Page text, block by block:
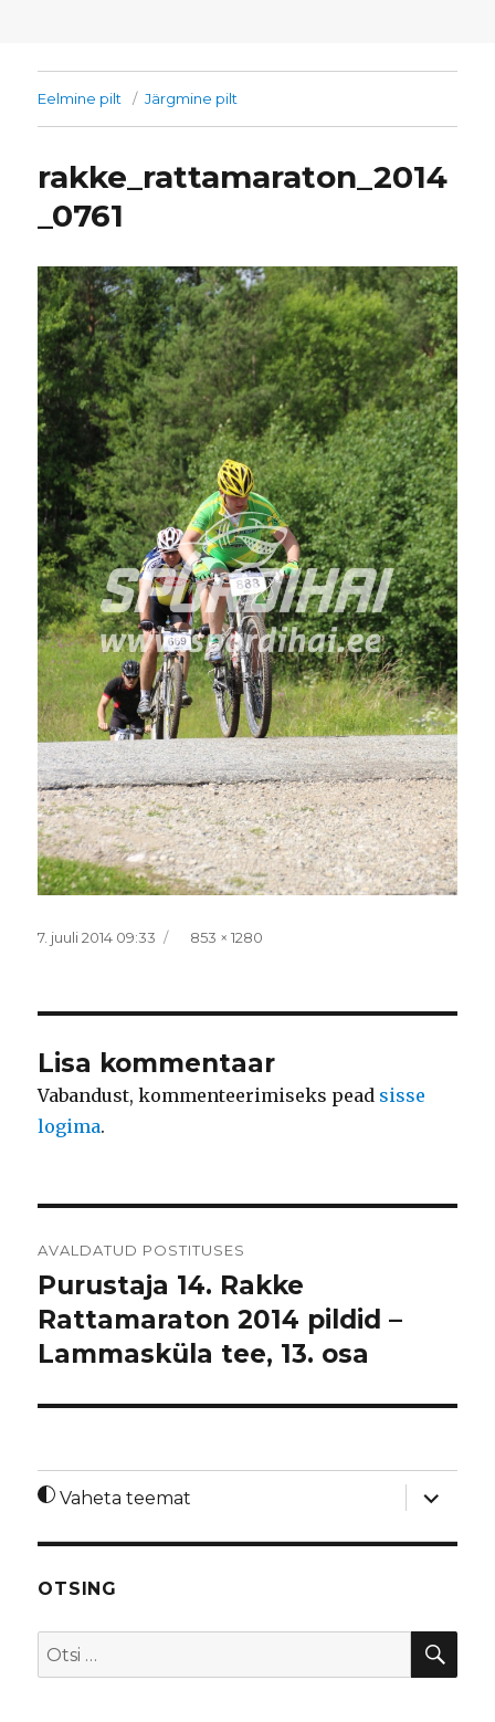
Eelmine pilt Järgmine pilt
rakke_rattamaraton_2014
_0761
Postitatud
7. juuli 2014 09:33 Täissuurus
853 × 1280
Lisa kommentaar
Vabandust, kommenteerimiseks pead sisse
logima.
AVALDATUD POSTITUSES
Purustaja 14. Rakke
Rattamaraton 2014 pildid –
Lammasküla tee, 13. osa
Vaheta teemat
laienda
OTSING
Otsi: